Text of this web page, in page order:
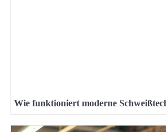
Wie funktioniert moderne